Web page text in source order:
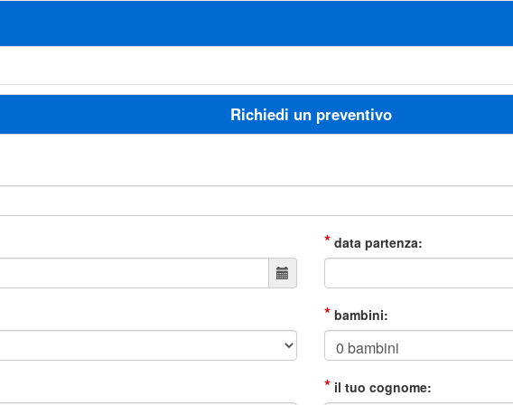
Richiedi un preventivo
* data partenza:
* bambini:
* il tuo cognome: